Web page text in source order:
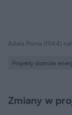
Adela Prima (1944)
Projekty domów
Zmiany w